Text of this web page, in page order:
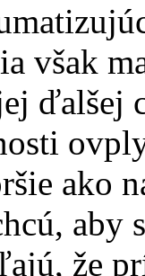
však
ďalšej
ako
aby
že